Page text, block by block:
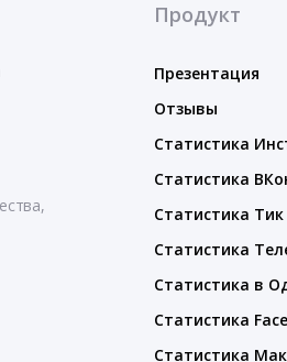
Продукт
Презентация
Отзывы
Статистика
Статистика
Статистика
Статистика
Статистика в
Статистика
Статистика